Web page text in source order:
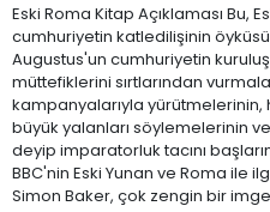
Eski Roma Kitap Açıklaması Bu,
cumhuriyetin katledilişinin
Augustus'un cumhuriyetin
müttefiklerini sırtlarından
kampanyalarıyla yürütmelerinin,
büyük yalanları söylemelerinin
deyip imparatorluk tacını
BBC'nin Eski Yunan ve Roma ile
Simon Baker, çok zengin bir